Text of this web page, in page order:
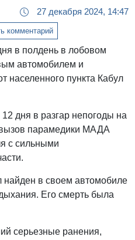
27 декабря 2024, 14:47
комментарий
в полдень в лобовом
автомобилем и
населенного пункта Кабул
дня в разгар непогоды на
парамедики МАДА
с сильными
найден в своем автомобиле
Его смерть была
серьезные ранения,